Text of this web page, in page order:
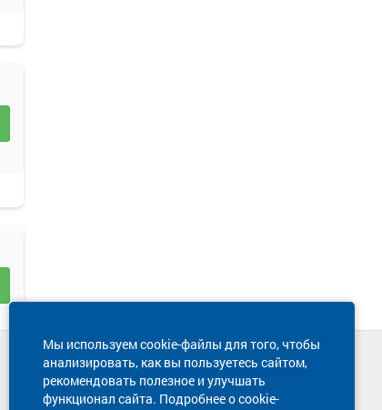
Мы используем cookie-файлы для того, чтобы
анализировать, как вы пользуетесь сайтом,
рекомендовать полезное и улучшать
функционал сайта. Подробнее о cookie-
Техническая поддержка сайта
8 800 600-03-38